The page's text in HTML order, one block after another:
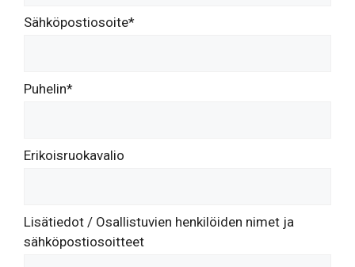
Sähköpostiosoite*
Puhelin*
Erikoisruokavalio
Lisätiedot / Osallistuvien henkilöiden nimet ja
sähköpostiosoitteet